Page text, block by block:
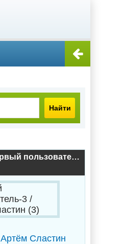
Найти
Аудиокнига Первый пользователь-3 / Артём Сластин (3)
Артём Сластин